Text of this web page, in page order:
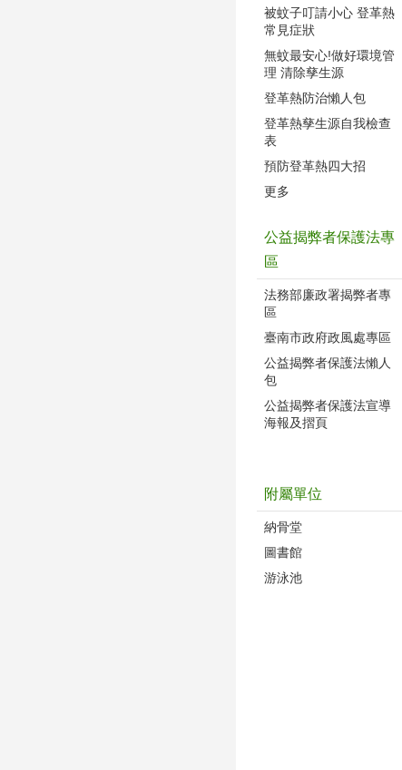
被蚊子叮請小心 登革熱
常見症狀
無蚊最安心!做好環境管
理 清除孳生源
登革熱防治懶人包
登革熱孳生源自我檢查
表
預防登革熱四大招
更多
公益揭弊者保護法專
區
法務部廉政署揭弊者專
區
臺南市政府政風處專區
公益揭弊者保護法懶人
包
公益揭弊者保護法宣導
海報及摺頁
附屬單位
納骨堂
圖書館
游泳池